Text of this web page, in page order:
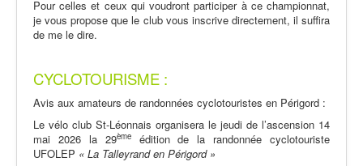
Pour celles et ceux qui voudront participer à ce championnat,
je vous propose que le club vous inscrive directement, il suffira
de me le dire.
CYCLOTOURISME :
Avis aux amateurs de randonnées cyclotouristes en Périgord :
Le vélo club St-Léonnais organisera le jeudi de l’ascension 14
mai 2026 la 29èmeédition de la randonnée cyclotouriste
UFOLEP « La Talleyrand en Périgord »